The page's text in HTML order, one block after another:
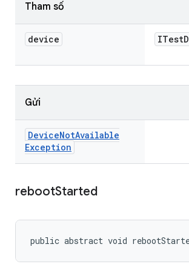
Tham số
device ITest
Gửi
DeviceNotAvailable
Exception
rebootStarted
public abstract void